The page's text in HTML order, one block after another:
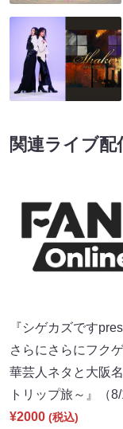
関連ライブ配
『シゲカズです
さらにさらにフク
華芸人ネタと大阪
トリップ旅～』（
¥2000 (税込)